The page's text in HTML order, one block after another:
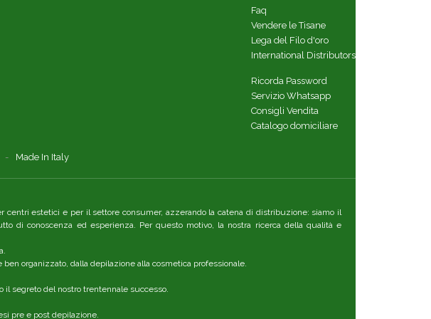
Faq
Vendere le Tisane
Lega del Filo d'oro
International Distributors
Ricorda Password
Servizio Whatsapp
Consigli Vendita
Catalogo domiciliare
Made In Italy
estetici e per il settore consumer, azzerando la catena di distribuzione: siamo il
di conoscenza ed esperienza. Per questo motivo, la nostra ricerca della qualità e
organizzato, dalla depilazione alla cosmetica professionale.
il segreto del nostro trentennale successo.
pre e post depilazione.